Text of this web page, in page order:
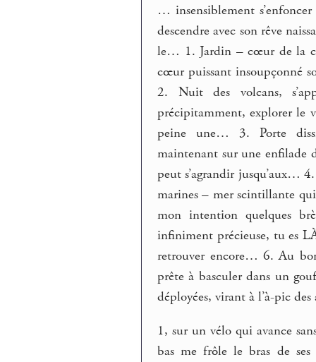
… insensiblement
descendre avec son rêve
le… 1. Jardin – cœur de la
cœur puissant insoupçonné
2. Nuit des volcans,
précipitamment, explorer le
peine une… 3. Porte
maintenant sur une enfilade
peut s’agrandir jusqu’aux…
marines – mer scintillante
mon intention quelques
infiniment précieuse, tu es
retrouver encore… 6. Au
prête à basculer dans un
déployées, virant à l’à-pic
1, sur un vélo qui avance
bas me frôle le bras de